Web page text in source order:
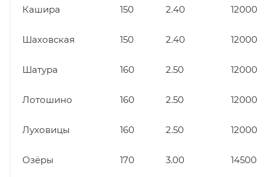
Кашира 150 2.40 12000
Шаховская 150 2.40 12000
Шатура 160 2.50 12000
Лотошино 160 2.50 12000
Луховицы 160 2.50 12000
Озёры 170 3.00 14500